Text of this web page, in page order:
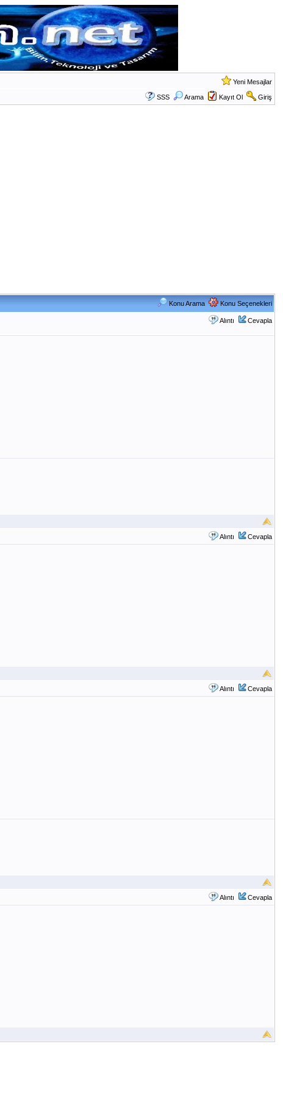
Yeni Mesajlar
SSS Arama Kayıt Ol Giriş
Konu Arama Konu Seçenekleri
Alıntı Cevapla
Alıntı Cevapla
Alıntı Cevapla
Alıntı Cevapla